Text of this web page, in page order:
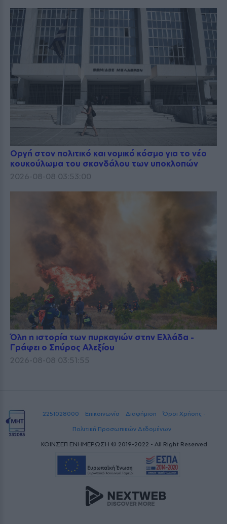
Οργή στον πολιτικό και νομικό κόσμο για το νέο
κουκούλωμα του σκανδάλου των υποκλοπών
2026-08-08 03:53:00
Όλη η ιστορία των πυρκαγιών στην Ελλάδα -
Γράφει ο Σπύρος Αλεξίου
2026-08-08 03:51:55
2251028000 Επικοινωνία Διαφήμιση
Όροι Χρήσης -
Πολιτική Προσωπικών Δεδομένων
ΚΟΙΝΣΕΠ ΕΝΗΜΕΡΩΣΗ © 2019-2022 - All Right Reserved